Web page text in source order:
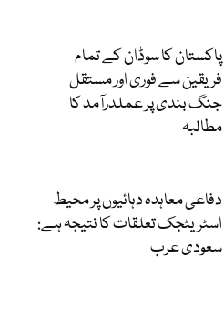
پاکستان کا سوڈان کے تمام
فریقین سے فوری اور مستقل
جنگ بندی پر عملدرآمد کا
مطالبہ
دفاعی معاہدہ دہائیوں پر محیط
اسٹریٹجک تعلقات کا نتیجہ ہے:
سعودی عرب